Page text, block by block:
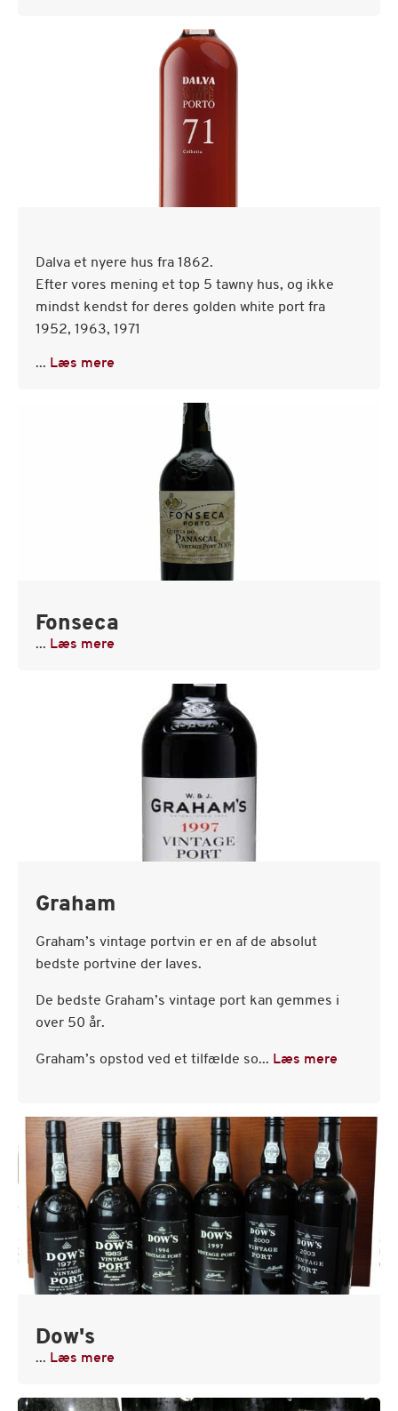
Dalva et nyere hus fra 1862.
Efter vores mening et top 5 tawny hus, og ikke
mindst kendst for deres golden white port fra
1952, 1963, 1971
... Læs mere
Fonseca
... Læs mere
Graham
Graham’s vintage portvin er en af de absolut
bedste portvine der laves.
De bedste Graham’s vintage port kan gemmes i
over 50 år.
Graham’s opstod ved et tilfælde so... Læs mere
Dow's
... Læs mere